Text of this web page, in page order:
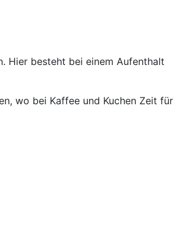
Hier besteht bei einem Aufenthalt
wo bei Kaffee und Kuchen Zeit für